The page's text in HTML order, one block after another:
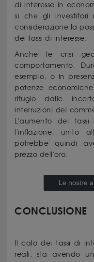
di interesse in
sì che gli investitori
considerazione la
dei tassi di interesse.
Anche le crisi
comportamento.
esempio, o in
potenze
rifugio dalle
interruzioni del
L'aumento dei
l'inflazione, unito
potrebbe quindi
prezzo dell'oro.
Le nostre
CONCLUSIONE
Il calo dei tassi di
reali, sta avendo